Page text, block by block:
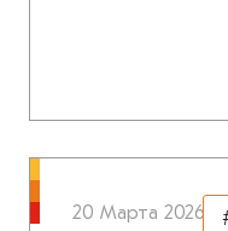
20 Марта 2026